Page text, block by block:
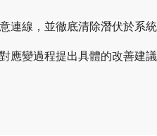
線，並徹底清除潛伏於系
變過程提出具體的改善建